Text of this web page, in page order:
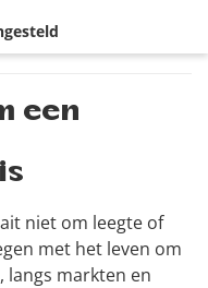
een
niet om leegte of
met het leven om
langs markten en